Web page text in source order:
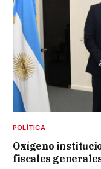
POLÍTICA
Oxígeno
fiscales